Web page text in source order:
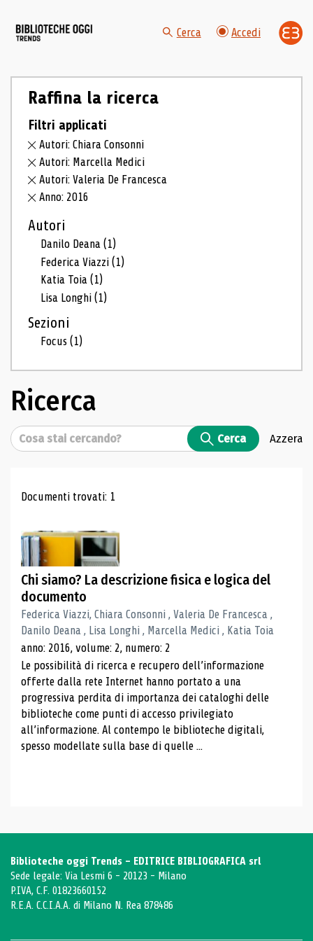
Cerca Accedi
Raffina la ricerca
Filtri applicati
Autori: Chiara Consonni
Autori: Marcella Medici
Autori: Valeria De Francesca
Anno: 2016
Autori
Danilo Deana(1)
Federica Viazzi(1)
Katia Toia(1)
Lisa Longhi(1)
Sezioni
Focus(1)
Ricerca
Cerca Cerca Azzera
Risultati di ricerca
Documenti trovati: 1
Chi siamo? La descrizione fisica e logica del
documento
Federica Viazzi, Chiara Consonni , Valeria De Francesca ,
Danilo Deana , Lisa Longhi , Marcella Medici , Katia Toia
anno: 2016, volume: 2, numero: 2
Le possibilità di ricerca e recupero dell’informazione
offerte dalla rete Internet hanno portato a una
progressiva perdita di importanza dei cataloghi delle
biblioteche come punti di accesso privilegiato
all’informazione. Al contempo le biblioteche digitali,
spesso modellate sulla base di quelle ...
Biblioteche oggi Trends - EDITRICE BIBLIOGRAFICA srl
Sede legale: Via Lesmi 6 - 20123 - Milano
P.IVA, C.F. 01823660152
R.E.A. C.C.I.A.A. di Milano N. Rea 878486